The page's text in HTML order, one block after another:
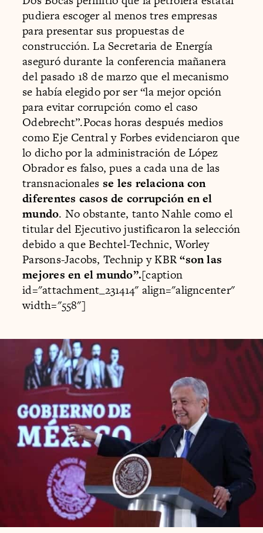
pudiera escoger al menos tres empresas
para presentar sus propuestas de
construcción. La Secretaria de Energía
aseguró durante la conferencia mañanera
del pasado 18 de marzo que el mecanismo
se había elegido por ser “la mejor opción
para evitar corrupción como el caso
Odebrecht”.Pocas horas después medios
como Eje Central y Forbes evidenciaron que
lo dicho por la administración de López
Obrador es falso, pues a cada una de las
transnacionales se les relaciona con
diferentes casos de corrupción en el
mundo. No obstante, tanto Nahle como el
titular del Ejecutivo justificaron la selección
debido a que Bechtel-Technic, Worley
Parsons-Jacobs, Technip y KBR“son las
mejores en el mundo”.[caption
id="attachment_231414" align="aligncenter"
width="558"]